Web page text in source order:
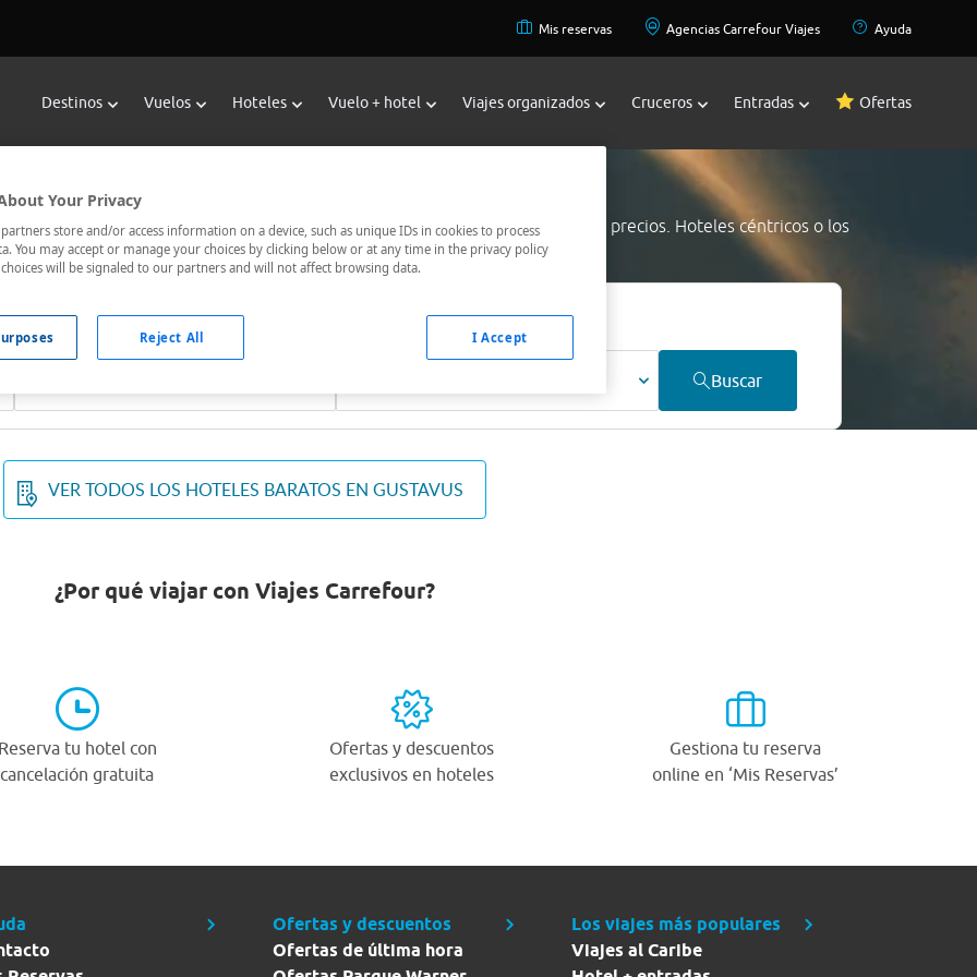
Mis reservas Agencias Carrefour Viajes Ayuda
Destinos Vuelos Hoteles Vuelo + hotel Viajes organizados Cruceros Entradas Ofertas
Reservar Hoteles en Gustavus
de Viajes Carrefour te ofrecehoteles baratos en Gustavusa los mejores precios. Hoteles céntricos o los
el hotel que busques nosotros te lo encontramos al mejor precio.
Fechas *
Buscar
VER TODOS LOS HOTELES BARATOS EN GUSTAVUS
¿Por qué viajar con Viajes Carrefour?
Reserva tu hotel con
cancelación gratuita
Ofertas y descuentos
exclusivos en hoteles
Gestiona tu reserva
online en ‘Mis Reservas’
Ofertas y descuentos
Ofertas de última hora
Los viajes más populares
Viajes al Caribe
Your Privacy
store and/or access information on a device, such as unique IDs in cookies to process
You may accept or manage your choices by clicking below or at any time in the privacy policy
choices will be signaled to our partners and will not affect browsing data.
Reject All I Accept